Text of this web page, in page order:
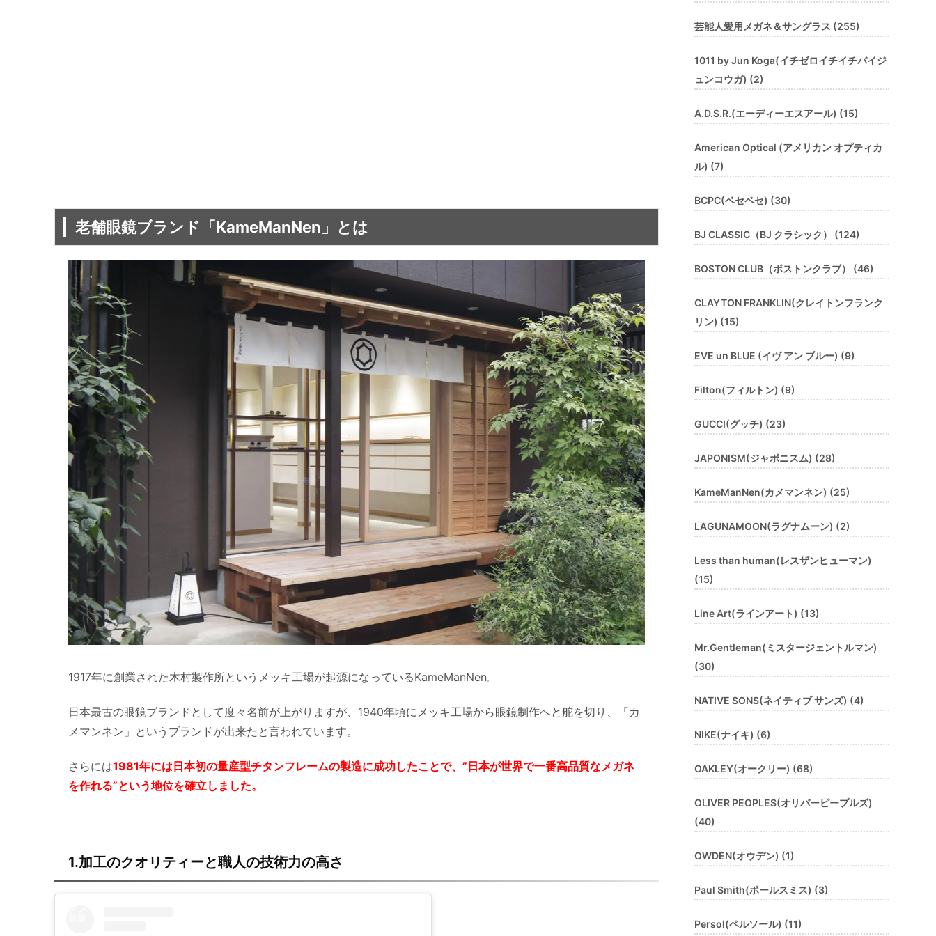
老舗眼鏡ブランド「KameManNen」とは
1917年に創業された木村製作所というメッキ工場が起源になっているKameManNen。
日本最古の眼鏡ブランドとして度々名前が上がりますが、1940年頃にメッキ工場から眼鏡制作へと舵を切り、「カ
メマンネン」というブランドが出来たと言われています。
さらには1981年には日本初の量産型チタンフレームの製造に成功したことで、”日本が世界で一番高品質なメガネ
を作れる”という地位を確立しました。
1.加工のクオリティーと職人の技術力の高さ
芸能人愛用メガネ＆サングラス (255)
1011 by Jun Koga(イチゼロイチイチバイジ
ュンコウガ) (2)
A.D.S.R.(エーディーエスアール) (15)
American Optical (アメリカン オプティカ
ル) (7)
BCPC(ベセペセ) (30)
BJ CLASSIC（BJ クラシック） (124)
BOSTON CLUB（ボストンクラブ） (46)
CLAYTON FRANKLIN(クレイトンフランク
リン) (15)
EVE un BLUE (イヴ アン ブルー) (9)
Filton(フィルトン) (9)
GUCCI(グッチ) (23)
JAPONISM(ジャポニスム) (28)
KameManNen(カメマンネン) (25)
LAGUNAMOON(ラグナムーン) (2)
Less than human(レスザンヒューマン)
(15)
Line Art(ラインアート) (13)
Mr.Gentleman(ミスタージェントルマン)
(30)
NATIVE SONS(ネイティブ サンズ) (4)
NIKE(ナイキ) (6)
OAKLEY(オークリー) (68)
OLIVER PEOPLES(オリバーピープルズ)
(40)
OWDEN(オウデン) (1)
Paul Smith(ポールスミス) (3)
Persol(ペルソール) (11)